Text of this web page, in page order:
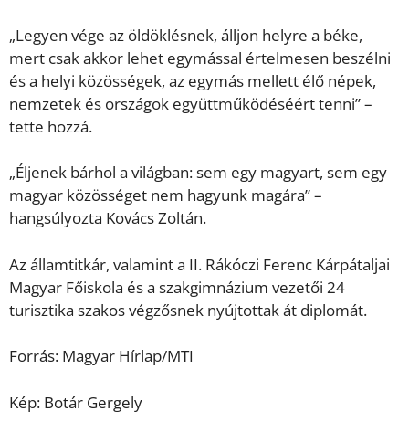
„Legyen vége az öldöklésnek, álljon helyre a béke,
mert csak akkor lehet egymással értelmesen beszélni
és a helyi közösségek, az egymás mellett élő népek,
nemzetek és országok együttműködéséért tenni” –
tette hozzá.
„Éljenek bárhol a világban: sem egy magyart, sem egy
magyar közösséget nem hagyunk magára” –
hangsúlyozta Kovács Zoltán.
Az államtitkár, valamint a II. Rákóczi Ferenc Kárpátaljai
Magyar Főiskola és a szakgimnázium vezetői 24
turisztika szakos végzősnek nyújtottak át diplomát.
Forrás: Magyar Hírlap/MTI
Kép: Botár Gergely